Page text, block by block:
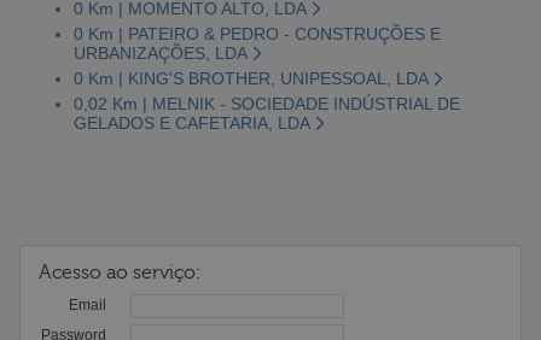
0 Km | MOMENTO ALTO, LDA
0 Km | PATEIRO & PEDRO - CONSTRUÇÕES E
URBANIZAÇÕES, LDA
0 Km | KING'S BROTHER, UNIPESSOAL, LDA
0,02 Km | MELNIK - SOCIEDADE INDÚSTRIAL DE
GELADOS E CAFETARIA, LDA
Acesso ao serviço:
Email
Password